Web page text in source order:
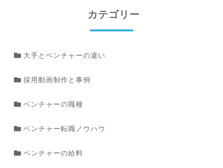
カテゴリー
大手とベンチャーの違い
採用動画制作と事例
ベンチャーの職種
ベンチャー転職ノウハウ
ベンチャーの給料